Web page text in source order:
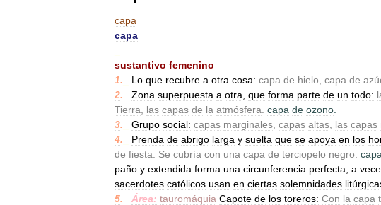
capa
capa
sustantivo femenino
1. Lo que recubre a otra cosa: capa de hielo capa de
2. Zona superpuesta a otra que forma parte de un todo:
Tierra
las capas de la atmósfera capa de ozono
3. Grupo social: capas marginales capas altas las capas
4. Prenda de abrigo larga y suelta que se apoya en los
de fiesta Se cubría con una capa de terciopelo negro capa
paño y extendida forma una circunferencia perfecta a
sacerdotes católicos usan en ciertas solemnidades
5. Área: tauromáquia Capote de los toreros: Con la capa